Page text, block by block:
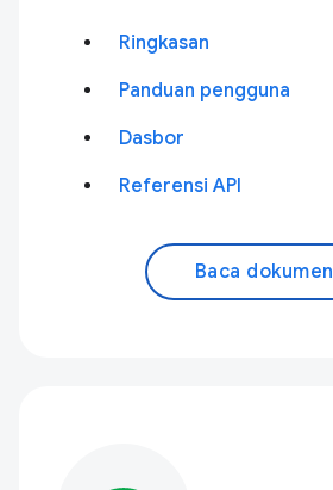
Ringkasan
Panduan pengguna
Dasbor
Referensi API
Baca dokumen